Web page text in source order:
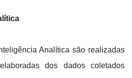
Analítica são realizadas
dos dados coletados